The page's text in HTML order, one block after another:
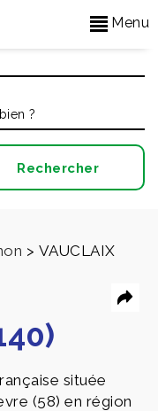
Menu
> VAUCLAIX
située
(58) en région